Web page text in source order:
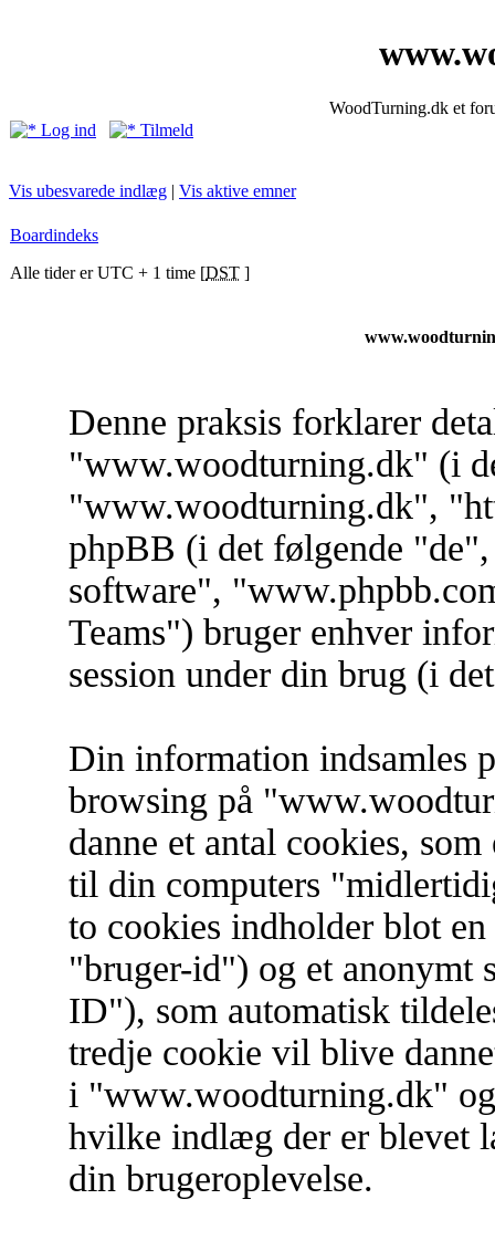
WoodTurning.dk et
Log ind
Tilmeld
Vis ubesvarede indlæg | Vis aktive emner
Boardindeks
Alle tider er UTC + 1 time [DST ]
Denne praksis forklarer
"www.woodturning.dk" (i
"www.woodturning.dk",
phpBB (i det følgende
software",
Teams") bruger enhver
session under din brug (i
Din information indsamles
browsing på
danne et antal cookies,
til din computers
to cookies indholder blot
"bruger-id") og et anonymt
ID"), som automatisk
tredje cookie vil blive
i "www.woodturning.dk"
hvilke indlæg der er blevet
din brugeroplevelse.